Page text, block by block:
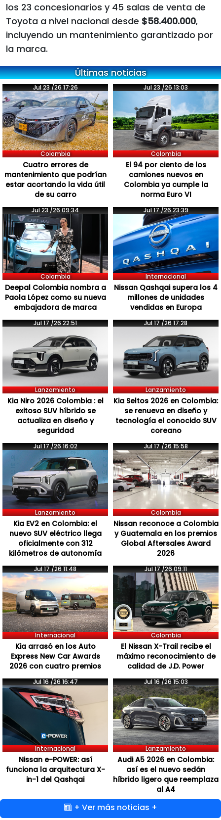
los 23 concesionarios y 45 salas de venta de
Toyota a nivel nacional desde $58.400.000,
incluyendo un mantenimiento garantizado por
la marca.
Últimas noticias
Jul 23 /26 17:26
Colombia
Cuatro errores de
mantenimiento que podrían
estar acortando la vida útil
de su carro
Jul 23 /26 13:03
Colombia
El 94 por ciento de los
camiones nuevos en
Colombia ya cumple la
norma Euro VI
Jul 23 /26 09:34
Colombia
Deepal Colombia nombra a
Paola López como su nueva
embajadora de marca
Jul 17 /26 23:39
Internacional
Nissan Qashqai supera los 4
millones de unidades
vendidas en Europa
Jul 17 /26 22:51
Lanzamiento
Kia Niro 2026 Colombia : el
exitoso SUV híbrido se
actualiza en diseño y
seguridad
Jul 17 /26 17:28
Lanzamiento
Kia Seltos 2026 en Colombia:
se renueva en diseño y
tecnología el conocido SUV
coreano
Jul 17 /26 16:02
Lanzamiento
Kia EV2 en Colombia: el
nuevo SUV eléctrico llega
oficialmente con 312
kilómetros de autonomía
Jul 17 /26 15:58
Colombia
Nissan reconoce a Colombia
y Guatemala en los premios
Global Aftersales Award
2026
Jul 17 /26 11:48
Internacional
Kia arrasó en los Auto
Express New Car Awards
2026 con cuatro premios
Jul 17 /26 09:11
Colombia
El Nissan X-Trail recibe el
máximo reconocimiento de
calidad de J.D. Power
Jul 16 /26 16:47
Internacional
Nissan e-POWER: así
funciona la arquitectura X-
in-1 del Qashqai
Jul 16 /26 15:03
Lanzamiento
Audi A5 2026 en Colombia:
así es el nuevo sedán
híbrido ligero que reemplaza
al A4
+ Ver más noticias +